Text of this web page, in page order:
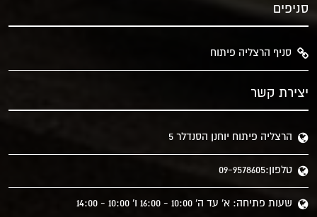
סניפים
סניף הרצליה פיתוח
יצירת קשר
הרצליה פיתוח יוחנן הסנדלר 5
טלפון:09-9578605
שעות פתיחה: א' עד ה' 10:00 - 16:00 ו' 10:00 - 14:00